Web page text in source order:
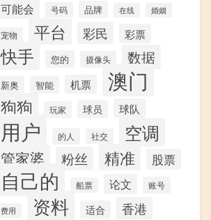
可能会 号码 品牌 在线 婚姻
宠物 平台 彩民 彩票
快手 您的 摄像头 数据
新奥 智能 机票 澳门
狗狗 玩家 球员 球队
用户 的人 社交 空调
管家婆 粉丝 精准 股票
自己的 船票 论文 账号
费用 资料 适合 香港